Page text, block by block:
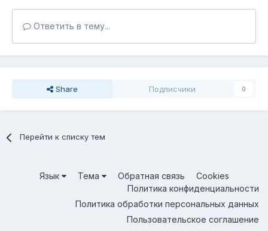
Ответить в тему...
Share Подписчики 0
Перейти к списку тем
Язык Тема Обратная связь
Cookies
Политика конфиденциальности
Политика обработки персональных данных
Пользовательское соглашение